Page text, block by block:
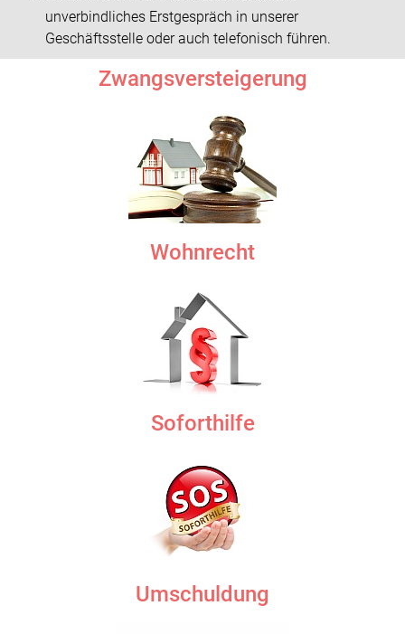
unverbindliches Erstgespräch in unserer
Geschäftsstelle oder auch telefonisch führen.
Zwangsversteigerung
Wohnrecht
Soforthilfe
Umschuldung